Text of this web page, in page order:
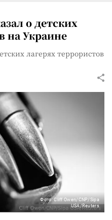
о детских
на Украине
лагерях террористов
Фото: Cliff Owen/CNP/Sipa
USA/Reuters